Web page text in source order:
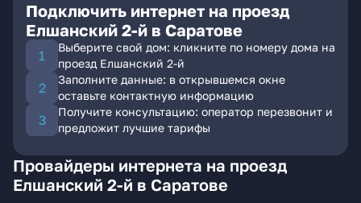
Подключить интернет на проезд
Елшанский 2-й в Саратове
Выберите свой дом: кликните по номеру дома на
проезд Елшанский 2-й
Заполните данные: в открывшемся окне
оставьте контактную информацию
Получите консультацию: оператор перезвонит и
предложит лучшие тарифы
Провайдеры интернета на проезд
Елшанский 2-й в Саратове